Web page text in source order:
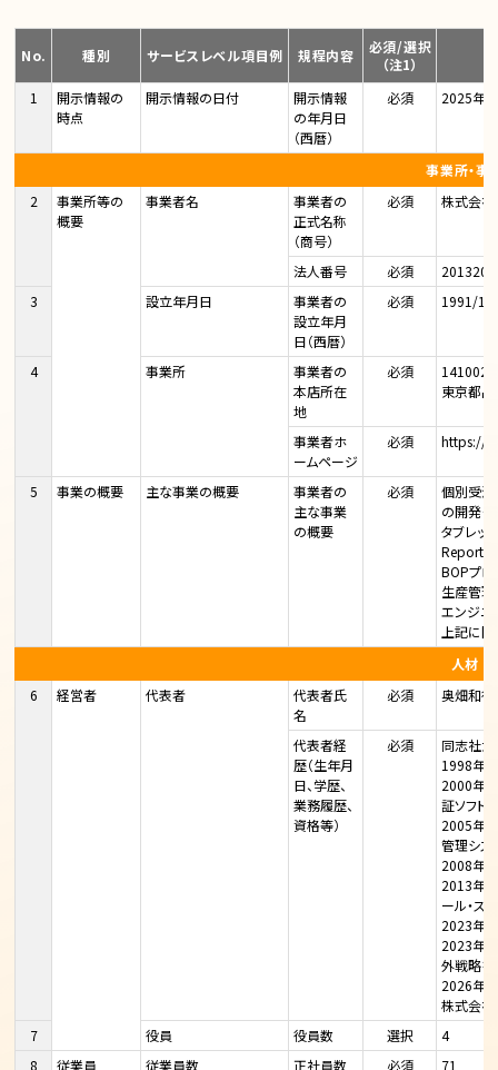
No. 種別 サービスレベル項目例 規程内容
必須/選択
（注1）
1
開示情報の
時点
開示情報の日付
開示情報
の年月日
（西暦）
必須 2025年2
事業所・事
2
事業所等の
概要
事業者名
事業者の
正式名称
（商号）
必須 株式会社
法人番号 必須
3
設立年月日
事業者の
設立年月
日（西暦）
必須 1991/
4 事業所
事業者の
本店所在
地
必須
1410021
東京都品
事業者ホ
ームページ
必須 https://
5 事業の概要 主な事業の概要
事業者の
主な事業
の概要
必須
個別受注
の開発・
タブレッ
Reporter
BOPプロ
生産管理
エンジニ
上記に関
人材
6
経営者 代表者
代表者氏
名
必須 奥畑和行
代表者経
歴（生年月
日、学歴、
業務履歴、
資格等）
必須
同志社
1998年
2000年
証ソフト
2005年
管理シス
2008年
2013年
ール・ス
2023年
2023年
外戦略を
2026年5
株式会社
7
役員 役員数 選択
4
8
従業員 従業員数
正社員数
必須 71